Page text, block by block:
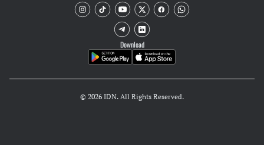
Download
© 2026 IDN. All Rights Reserved.